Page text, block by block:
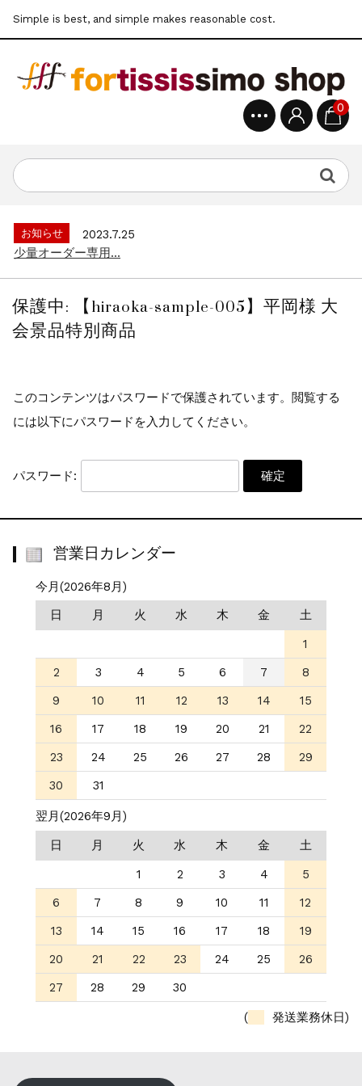
Simple is best, and simple makes reasonable cost.
0
2022.6.6
公式通販サイトオープン...
お知らせ
2025.8.28
お知らせ
2023.7.25
少量オーダー専用...
お知らせ
2025.8.28
クレジット決済3Dセキュア導入のお知らせ...
お知らせ
2022.6.6
保護中: 【hiraoka-sample-005】平岡様 大
会景品特別商品
このコンテンツはパスワードで保護されています。閲覧する
には以下にパスワードを入力してください。
パスワード:
営業日カレンダー
今月(2026年8月)
日
月 火 水 木 金
土
1
2
3 4 5 6 7
8
9
10 11 12 13 14
15
16
17 18 19 20 21
22
23
24 25 26 27 28
29
30
31
翌月(2026年9月)
日
月 火 水 木 金
土
1
2 3 4
5
6
7 8 9 10 11
12
13
14 15 16 17 18
19
20
21 22 23 24 25
26
27
28 29 30
( 発送業務休日)